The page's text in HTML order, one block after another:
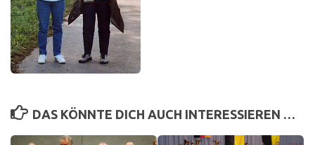
DAS KÖNNTE DICH AUCH INTERESSIEREN …